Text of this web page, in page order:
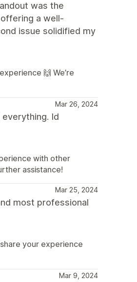
was the
a well-
issue solidified my
🙌 We’re
Mar 26, 2024
Id
with other
assistance!
Mar 25, 2024
most professional
share your experience
Mar 9, 2024